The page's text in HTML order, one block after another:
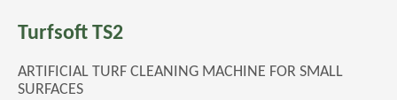
Turfsoft TS2
ARTIFICIAL TURF CLEANING MACHINE FOR SMALL
SURFACES